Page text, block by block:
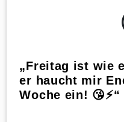
„Freitag ist wie
er haucht mir
Woche ein! 😘⚡“